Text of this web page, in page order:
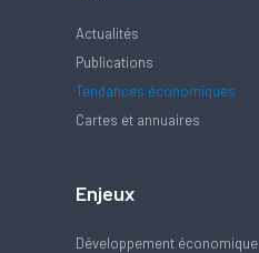
Actualités
Publications
Tendances économiques
Cartes et annuaires
Enjeux
Développement économique